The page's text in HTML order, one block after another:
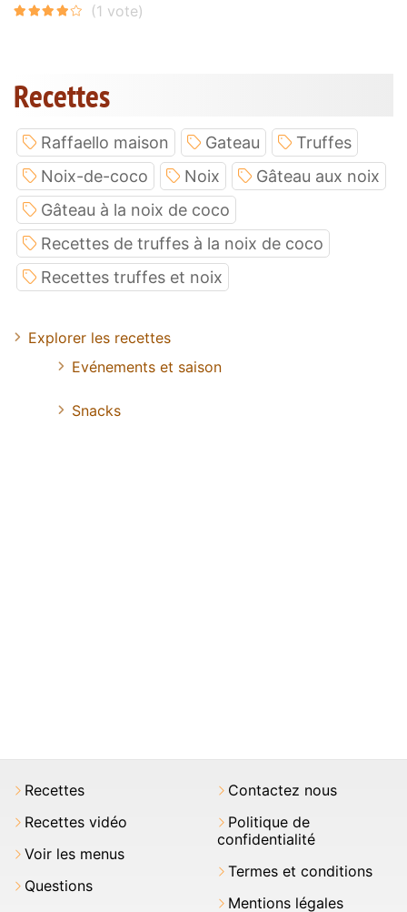
Recettes
Raffaello maison Gateau
Truffes
Noix-de-coco
Noix
Gâteau aux noix
Gâteau à la noix de coco
Recettes de truffes à la noix de coco
Recettes truffes et noix
Explorer les recettes
Evénements et saison
Snacks
Recettes
Recettes vidéo
Voir les menus
Questions
Contactez nous
Politique de
confidentialité
Termes et conditions
Mentions légales